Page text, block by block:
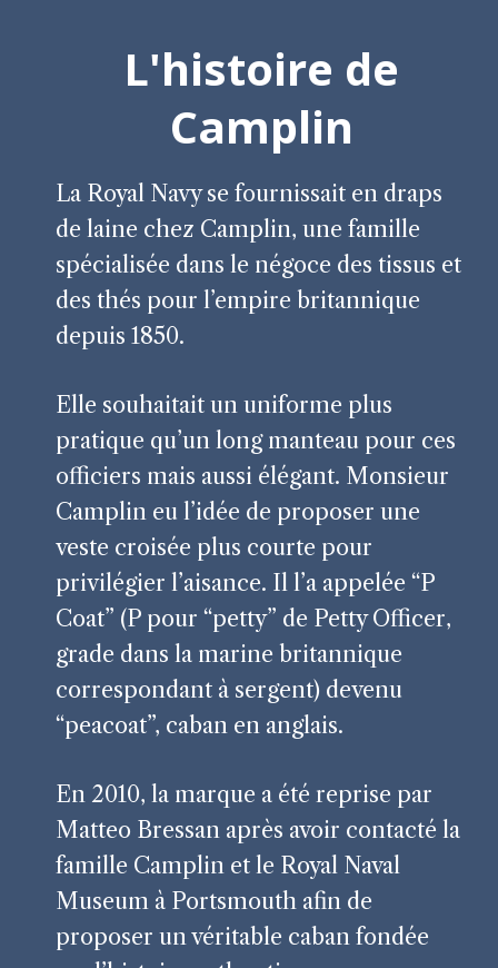
L'histoire de
Camplin
La Royal Navy se fournissait en draps
de laine chez Camplin, une famille
spécialisée dans le négoce des tissus et
des thés pour l’empire britannique
depuis 1850.
Elle souhaitait un uniforme plus
pratique qu’un long manteau pour ces
officiers mais aussi élégant. Monsieur
Camplin eu l’idée de proposer une
veste croisée plus courte pour
privilégier l’aisance. Il l’a appelée “P
Coat” (P pour “petty” de Petty Officer,
grade dans la marine britannique
correspondant à sergent) devenu
“peacoat”, caban en anglais.
En 2010, la marque a été reprise par
Matteo Bressan après avoir contacté la
famille Camplin et le Royal Naval
Museum à Portsmouth afin de
proposer un véritable caban fondée